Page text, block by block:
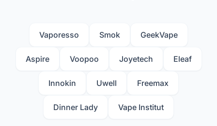
Vaporesso Smok GeekVape
Aspire Voopoo Joyetech Eleaf
Innokin Uwell Freemax
Dinner Lady Vape Institut